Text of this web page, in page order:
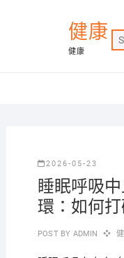
健康
健康
2026-05-23
睡眠呼吸
環：如何
POST BY ADMIN